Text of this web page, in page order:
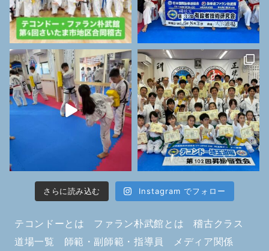
さらに読み込む Instagram でフォロー
テコンドーとは ファラン朴武館とは
稽古クラス
道場一覧
師範・副師範・指導員 メディア関係